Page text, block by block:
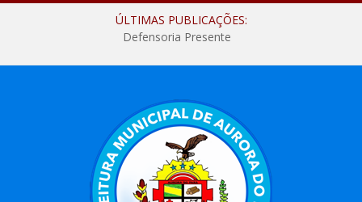
ÚLTIMAS PUBLICAÇÕES:
Defensoria Presente